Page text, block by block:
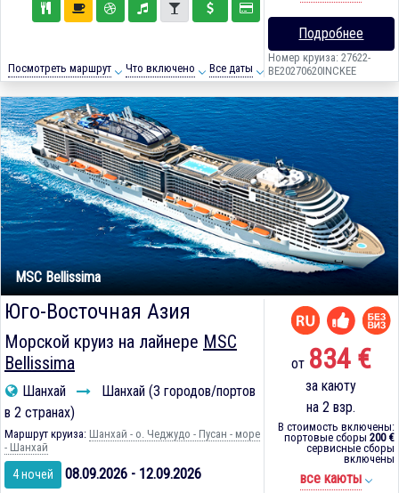
Посмотреть маршрут Что включено Все даты
Подробнее
Номер круиза: 27622-
BE20270620INCKEE
MSC Bellissima
Юго-Восточная Азия
Морской круиз на лайнере MSC
Bellissima
Шанхай
Шанхай (3 городов/портов
в 2 странах)
Маршрут круиза: Шанхай - о. Чеджудо - Пусан - море
- Шанхай
4 ночей 08.09.2026 - 12.09.2026
от 834 €
за каюту
на 2 взр.
В стоимость включены:
портовые сборы 200 €
сервисные сборы
включены
все каюты